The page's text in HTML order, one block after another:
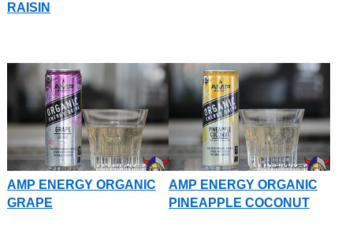
RAISIN
AMP ENERGY ORGANIC
GRAPE
AMP ENERGY ORGANIC
PINEAPPLE COCONUT